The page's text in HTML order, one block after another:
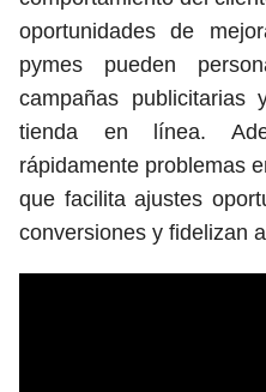
oportunidades de
pymes pueden
campañas
tienda en línea.
rápidamente problemas
que facilita ajustes
conversiones y fidelizan